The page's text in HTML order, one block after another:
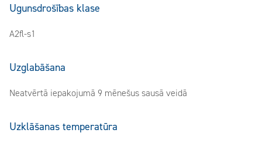
Ugunsdrošības klase
A2fl-s1
Uzglabāšana
Neatvērtā iepakojumā 9 mēnešus sausā veidā
Uzklāšanas temperatūra